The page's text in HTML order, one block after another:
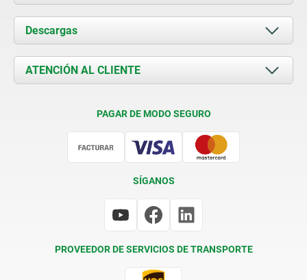
Acerca de nosotros
Novedades
Contacto
Descargas
Documents
ATENCIÓN AL CLIENTE
PAGAR DE MODO SEGURO
SÍGANOS
PROVEEDOR DE SERVICIOS DE TRANSPORTE